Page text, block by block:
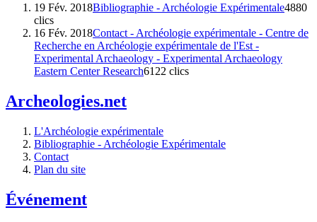
19 Fév. 2018Bibliographie - Archéologie Expérimentale4880
clics
16 Fév. 2018Contact - Archéologie expérimentale - Centre de
Recherche en Archéologie expérimentale de l'Est -
Experimental Archaeology - Experimental Archaeology
Eastern Center Research6122 clics
Archeologies.net
L'Archéologie expérimentale
Bibliographie - Archéologie Expérimentale
Contact
Plan du site
Événement